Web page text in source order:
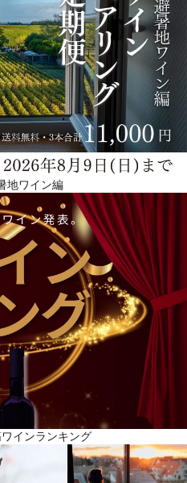
地ワイン編
インランキング